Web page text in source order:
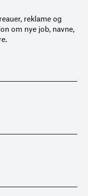
reklame og
om nye job, navne,